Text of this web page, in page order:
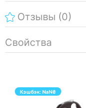
Отзывы (0)
Свойства
Кэшбэк:NaN₴